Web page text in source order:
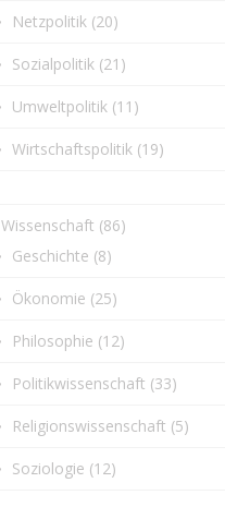
Netzpolitik (20)
Sozialpolitik (21)
Umweltpolitik (11)
Wirtschaftspolitik (19)
Wissenschaft (86)
Geschichte (8)
Ökonomie (25)
Philosophie (12)
Politikwissenschaft (33)
Religionswissenschaft (5)
Soziologie (12)